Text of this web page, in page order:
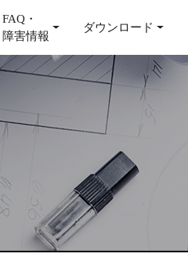
FAQ・
障害情報
ダウンロード